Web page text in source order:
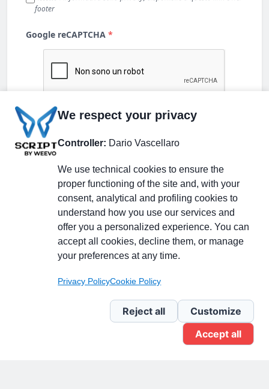
Partecipa alla discussione
Pagina Linkedin
Newsletter Linkedin
We respect your privacy
Controller: Dario Vascellaro
We use technical cookies to ensure the
proper functioning of the site and, with your
consent, analytical and profiling cookies to
understand how you use our services and
offer you a personalized experience. You can
accept all cookies, decline them, or manage
your preferences at any time.
Privacy PolicyCookie Policy
Reject all
Customize
Accept all